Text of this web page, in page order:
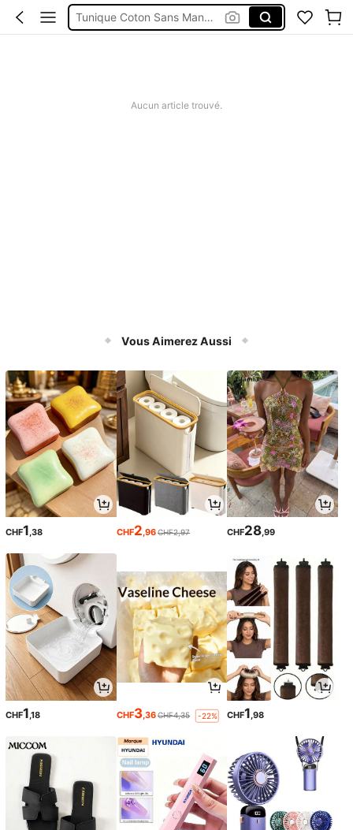
Tunique Coton Sans Manches
Aucun article trouvé.
Vous Aimerez Aussi
CHF1 ,38 CHF2 ,96CHF2,97 CHF28 ,99
CHF1,18 CHF3,36CHF4,35 -22% CHF1,98